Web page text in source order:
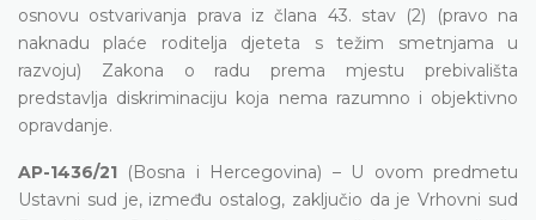
osnovu ostvarivanja prava iz člana 43. stav (2) (pravo na
naknadu plaće roditelja djeteta s težim smetnjama u
razvoju) Zakona o radu prema mjestu prebivališta
predstavlja diskriminaciju koja nema razumno i objektivno
opravdanje.
AP-1436/21 (Bosna i Hercegovina) – U ovom predmetu
Ustavni sud je, između ostalog, zaključio da je Vrhovni sud